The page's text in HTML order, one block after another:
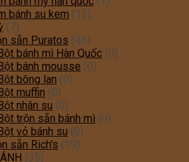
bánh su kem (12)
(7)
sẵn Puratos (46)
bánh mì Hàn Quốc (0)
bánh mousse (0)
bông lan (0)
muffin (0)
nhân su (0)
trộn sẵn bánh mì (0)
vỏ bánh su (0)
sẵn Rich's (19)
(35)